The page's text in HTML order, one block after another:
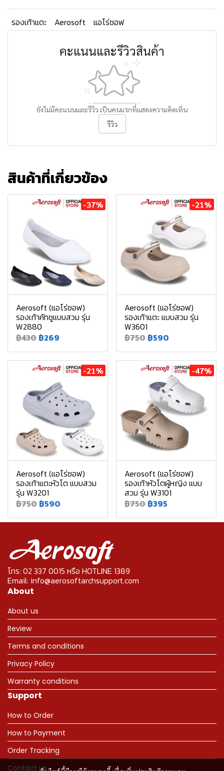
รองเท้าแตะ Aerosoft แอโร่ซอฟ
คะแนนและรีวิวสินค้า
ยังไม่มีคะแนนและรีวิว เป็นคนแรกที่แสดงความคิดเห็น
รีวิว
สินค้าที่เกี่ยวข้อง
-37%
Aerosoft (แอโร่ซอฟ)
รองเท้าคัทชูแบบสวม รุ่น
W2880
฿430 ฿269
-21%
Aerosoft (แอโร่ซอฟ)
รองเท้าแตะ แบบสวม รุ่น
W3601
฿750 ฿590
-21%
Aerosoft (แอโร่ซอฟ)
รองเท้าแตะหัวโต แบบสวม
รุ่น W3201
฿750 ฿590
-47%
Aerosoft (แอโร่ซอฟ)
รองเท้าหัวโตผู้หญิง แบบ
สวม รุ่น W3101
฿750 ฿395
โทร: 02 337 0015 หรือ HOTLINE 1389
Email: info@aerosoftarchsupport.com
About
About us
Review
Terms and conditions
Privacy Policy
Warranty conditions
Support
How to Order
How to Payment
Order Tracking
Contact us